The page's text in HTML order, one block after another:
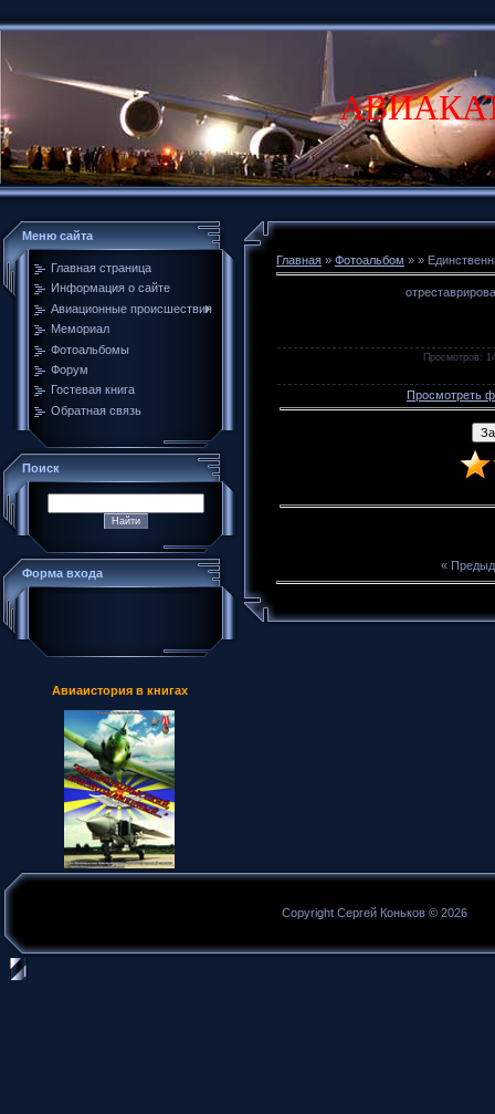
Меню сайта
Главная страница
Информация о сайте
Авиационные происшествия
Мемориал
Фотоальбомы
Форум
Гостевая книга
Обратная связь
Поиск
Форма входа
Авиаистория в книгах
Главная » Фотоальбом » »
Просмотров:
Просмотреть
«
Copyright Сергей Коньков © 2026